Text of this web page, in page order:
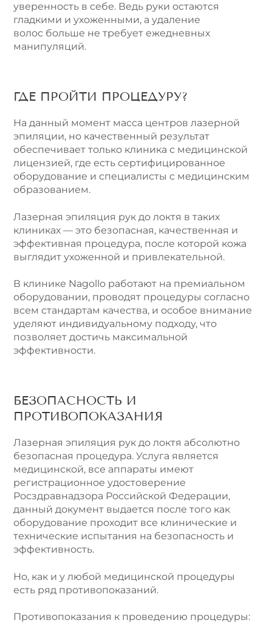
уверенность в себе. Ведь руки остаются
гладкими и ухоженными, а удаление
волос больше не требует ежедневных
манипуляций.
ГДЕ ПРОЙТИ ПРОЦЕДУРУ?
На данный момент масса центров лазерной
эпиляции, но качественный результат
обеспечивает только клиника с медицинской
лицензией, где есть сертифицированное
оборудование и специалисты с медицинским
образованием.
Лазерная эпиляция рук до локтя в таких
клиниках — это безопасная, качественная и
эффективная процедура, после которой кожа
выглядит ухоженной и привлекательной.
В клинике Nagollo работают на премиальном
оборудовании, проводят процедуры согласно
всем стандартам качества, и особое внимание
уделяют индивидуальному подходу, что
позволяет достичь максимальной
эффективности.
БЕЗОПАСНОСТЬ И
ПРОТИВОПОКАЗАНИЯ
Лазерная эпиляция рук до локтя абсолютно
безопасная процедура. Услуга является
медицинской, все аппараты имеют
регистрационное удостоверение
Росздравнадзора Российской Федерации,
данный документ выдается после того как
оборудование проходит все клинические и
технические испытания на безопасность и
эффективность.
Но, как и у любой медицинской процедуры
есть ряд противопоказаний.
Противопоказания к проведению процедуры: